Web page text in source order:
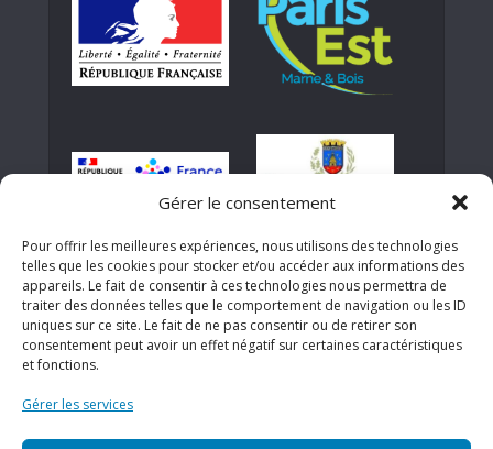
Gérer le consentement
Pour offrir les meilleures expériences, nous utilisons des technologies
telles que les cookies pour stocker et/ou accéder aux informations des
appareils. Le fait de consentir à ces technologies nous permettra de
traiter des données telles que le comportement de navigation ou les ID
uniques sur ce site. Le fait de ne pas consentir ou de retirer son
consentement peut avoir un effet négatif sur certaines caractéristiques
et fonctions.
Gérer les services